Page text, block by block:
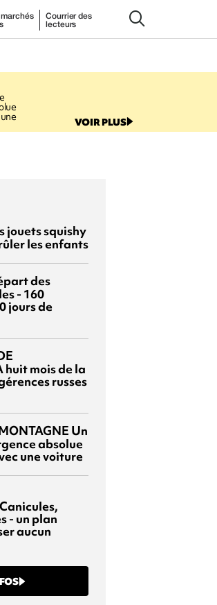
marchés
Courrier des
lecteurs
VOIR PLUS
jouets squishy
les enfants
des
- 160
jours de
huit mois de la
russes
Un
absolue
une voiture
Canicules,
- un plan
aucun